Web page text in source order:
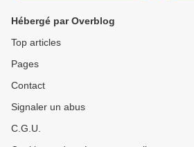
Hébergé par Overblog
Top articles
Pages
Contact
Signaler un abus
C.G.U.